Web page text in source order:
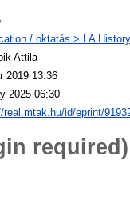
/ oktatás > LA
Attila
2019 13:36
2025 06:30
real.mtak.hu/id/eprint/
required)